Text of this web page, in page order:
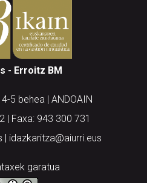
- Erroitz BM
5 behea | ANDOAIN
| Faxa: 943 300 731
| idazkaritza@aiurri.eus
garatua